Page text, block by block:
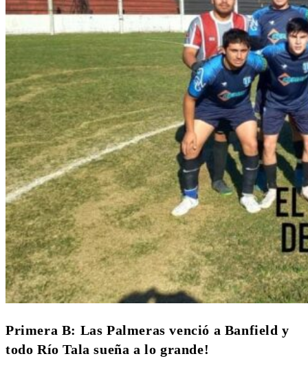
Primera B: Las Palmeras venció a Banfield y
todo Río Tala sueña a lo grande!